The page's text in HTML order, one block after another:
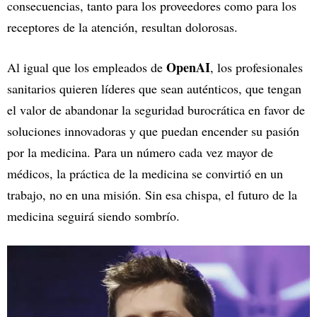
consecuencias, tanto para los proveedores como para los
receptores de la atención, resultan dolorosas.
Al igual que los empleados de OpenAI, los profesionales
sanitarios quieren líderes que sean auténticos, que tengan
el valor de abandonar la seguridad burocrática en favor de
soluciones innovadoras y que puedan encender su pasión
por la medicina. Para un número cada vez mayor de
médicos, la práctica de la medicina se convirtió en un
trabajo, no en una misión. Sin esa chispa, el futuro de la
medicina seguirá siendo sombrío.